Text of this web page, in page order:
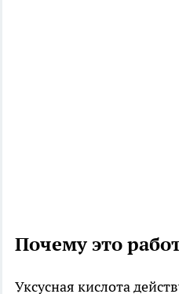
Почему это
Уксусная кислота